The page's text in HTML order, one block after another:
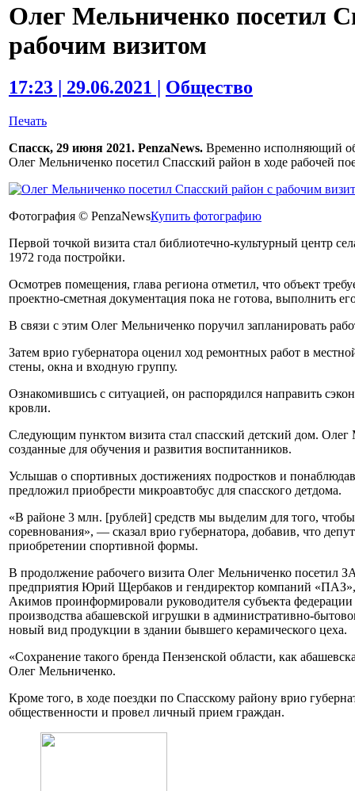
Олег Мельниченко посетил
рабочим визитом
17:23 | 29.06.2021 | Общество
Печать
Спасск, 29 июня 2021. PenzaNews. Временно исполняющий
Олег Мельниченко посетил Спасский район в ходе рабочей
Фотография © PenzaNewsКупить фотографию
Первой точкой визита стал библиотечно-культурный центр
1972 года постройки.
Осмотрев помещения, глава региона отметил, что объект
проектно-сметная документация пока не готова, выполнить
В связи с этим Олег Мельниченко поручил запланировать
Затем врио губернатора оценил ход ремонтных работ в
стены, окна и входную группу.
Ознакомившись с ситуацией, он распорядился направить
кровли.
Следующим пунктом визита стал спасский детский дом.
созданные для обучения и развития воспитанников.
Услышав о спортивных достижениях подростков и
предложил приобрести микроавтобус для спасского детдома.
«В районе 3 млн. [рублей] средств мы выделим для того,
соревнования», — сказал врио губернатора, добавив, что
приобретении спортивной формы.
В продолжение рабочего визита Олег Мельниченко посетил
предприятия Юрий Щербаков и гендиректор компаний
Акимов проинформировали руководителя субъекта
производства абашевской игрушки в административно-
новый вид продукции в здании бывшего керамического цеха.
«Сохранение такого бренда Пензенской области, как
Олег Мельниченко.
Кроме того, в ходе поездки по Спасскому району врио
общественности и провел личный прием граждан.